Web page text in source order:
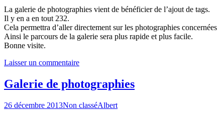
La galerie de photographies vient de bénéficier de l’ajout de tags.
Il y en a en tout 232.
Cela permettra d’aller directement sur les photographies concernées
Ainsi le parcours de la galerie sera plus rapide et plus facile.
Bonne visite.
Laisser un commentaire
Galerie de photographies
26 décembre 2013Non classéAlbert